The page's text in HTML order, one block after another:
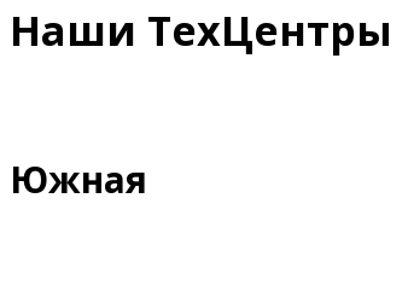
Наши ТехЦентры
Южная